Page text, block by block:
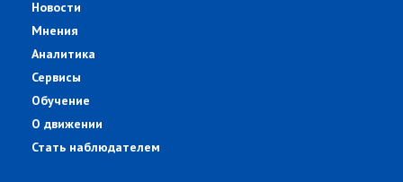
Новости
Мнения
Аналитика
Сервисы
Обучение
О движении
Стать наблюдателем